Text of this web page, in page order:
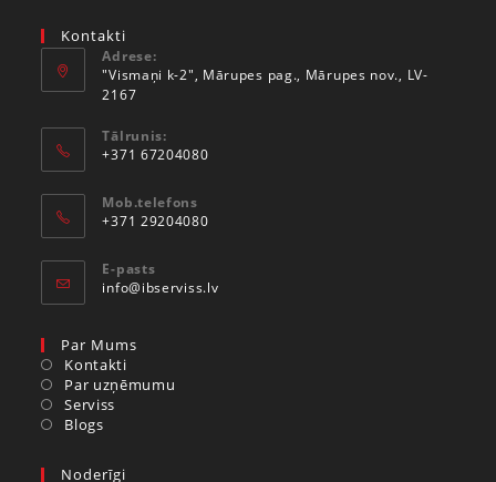
Kontakti
Adrese:
"Vismaņi k-2", Mārupes pag., Mārupes nov., LV-
2167
Tālrunis:
+371 67204080
Mob.telefons
+371 29204080
E-pasts
info@ibserviss.lv
Par Mums
Kontakti
Par uzņēmumu
Serviss
Blogs
Noderīgi